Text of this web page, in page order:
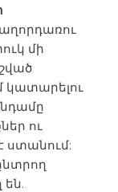
մի
կատարելու
ու
ստանում: